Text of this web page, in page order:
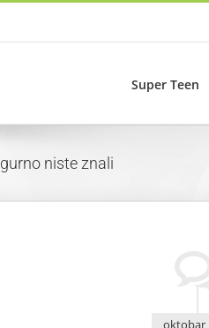
Super Teen
niste znali